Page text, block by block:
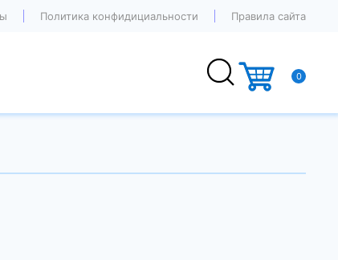
Политика конфидициальности Правила сайта
0